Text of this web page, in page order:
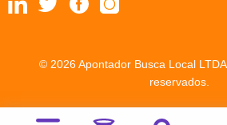
© 2026 Apontador Busca Local
reservados.